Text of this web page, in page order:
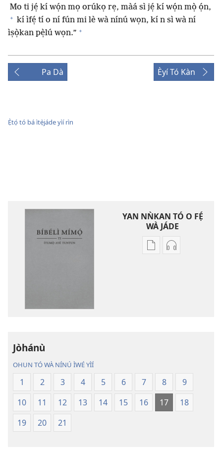
Mo ti jẹ́ kí wọ́n mọ orúkọ rẹ, màá sì jẹ́ kí wọ́n mọ̀ ọ́n,
+ kí ìfẹ́ tí o ní fún mi lè wà nínú wọn, kí n sì wà ní
ìṣọ̀kan pẹ̀lú wọn.” +
Pa Dà Èyí Tó Kàn
Ẹ̀tọ́ tó bá ìtẹ̀jáde yìí rìn
YAN NǸKAN TÓ O FẸ́
WÀ JÁDE
Bó
A
Tún
Bó
A
Tún
Jòhánù
OHUN TÓ WÀ NÍNÚ ÌWÉ YÌÍ
1 2 3 4 5 6 7 8
9
10
11 12 13 14 15 16 17
18
19
20 21